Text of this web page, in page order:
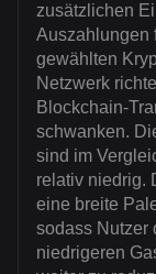
zusätzlichen
Auszahlungen
gewählten
Netzwerk
Blockchain-
schwanken.
sind im
relativ niedrig.
eine breite
sodass Nutzer
niedrigeren